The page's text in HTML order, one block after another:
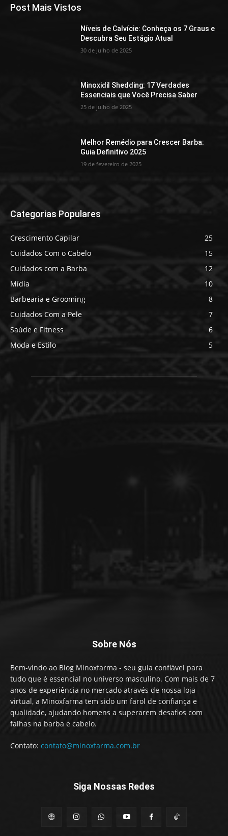
Post Mais Vistos
Níveis de Calvície: Conheça os 7 Graus e
Descubra Seu Estágio Atual
30 de julho de 2025
Minoxidil Shedding: 17 Verdades
Essenciais que Você Precisa Saber
25 de julho de 2025
Melhor Remédio para Crescer Barba:
Guia Definitivo 2025
19 de fevereiro de 2025
Categorias Populares
Crescimento Capilar
25
Cuidados Com o Cabelo
15
Cuidados com a Barba
12
Mídia
10
Barbearia e Grooming
8
Cuidados Com a Pele
7
Saúde e Fitness
6
Moda e Estilo
5
Sobre Nós
Bem-vindo ao Blog Minoxfarma - seu guia confiável para
tudo que é essencial no universo masculino. Com mais de 7
anos de experiência no mercado através de nossa loja
virtual, a Minoxfarma tem sido um farol de confiança e
qualidade, ajudando homens a superarem desafios com
falhas na barba e cabelo.
Contato: contato@minoxfarma.com.br
Siga Nossas Redes